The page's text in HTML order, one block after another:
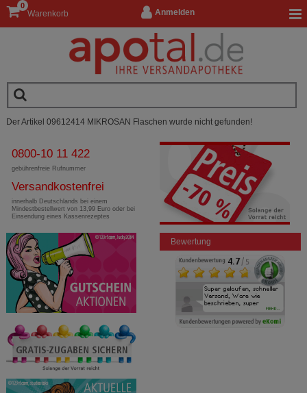
Anmelden
Warenkorb
0
Der Artikel 09612414 MIKROSAN Flaschen wurde nicht gefunden!
0800-10 11 422
gebührenfreie Rufnummer
Versandkostenfrei
innerhalb Deutschlands bei einem
Mindestbestellwert von 13,99 Euro oder bei
Einsendung eines Kassenrezeptes
Bewertung